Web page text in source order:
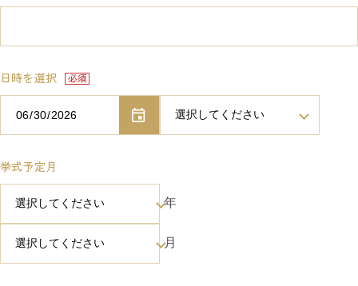
日時を選択
挙式予定月
年
月